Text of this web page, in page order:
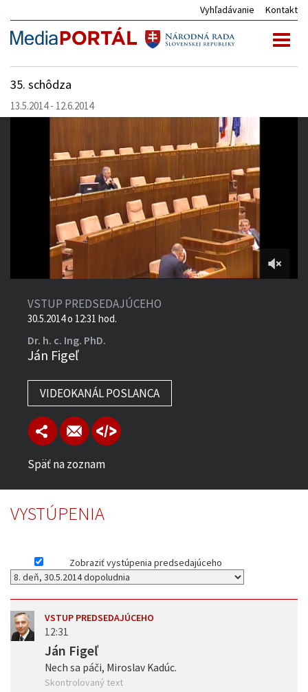
Vyhľadávanie Kontakt
35. schôdza
13.5.2014 - 12.6.2014
4:59:37
VSTUP PREDSEDAJÚCEHO
30.5.2014 o 12:31 hod.
Dr. h. c. Ing. PhD.
Ján Figeľ
VIDEOKANÁL POSLANCA
Späť na zoznam
VYSTÚPENIA
Zobraziť vystúpenia predsedajúceho
VSTUP PREDSEDAJÚCEHO
12:31
Ján Figeľ
Nech sa páči, Miroslav Kadúc.
Skontrolovaný text